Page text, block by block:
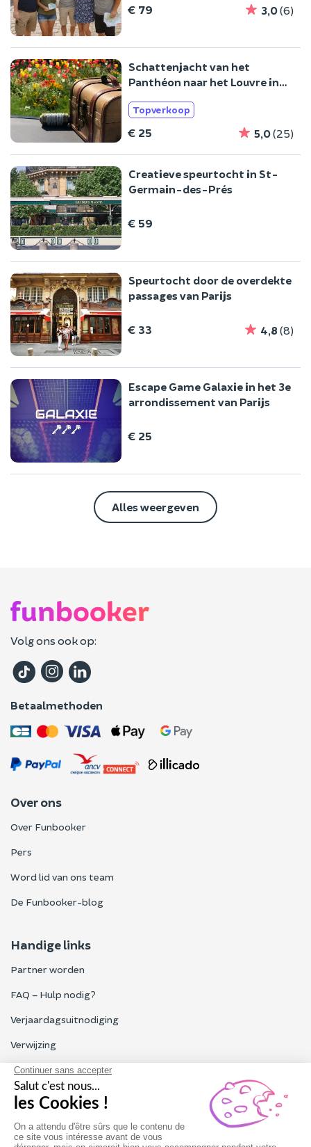
€ 79 3,0(6)
Schattenjacht van het
Panthéon naar het Louvre in
Parijs
Topverkoop
€ 25 5,0(25)
Creatieve speurtocht in St-
Germain-des-Prés
€ 59
Speurtocht door de overdekte
passages van Parijs
€ 33 4,8 (8)
Escape Game Galaxie in het 3e
arrondissement van Parijs
€ 25
Alles weergeven
Volg ons ook op:
Betaalmethoden
Over ons
Over Funbooker
Pers
Word lid van ons team
De Funbooker-blog
Handige links
Partner worden
FAQ – Hulp nodig?
Verjaardagsuitnodiging
Verwijzing
Alle Funbooker-beoordelingen
Particulieren, bedrijven, professionals
Onze klantenservice is geopend van maandag tot vrijdag van